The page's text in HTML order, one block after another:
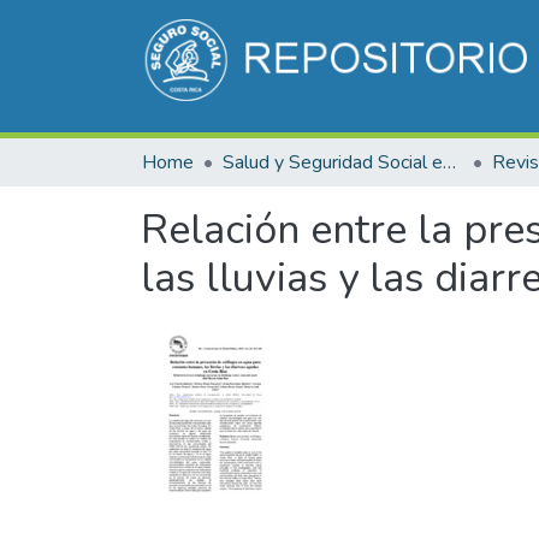
Home Salud y Seguridad Social en Costa Rica
Relación entre la
las lluvias y las